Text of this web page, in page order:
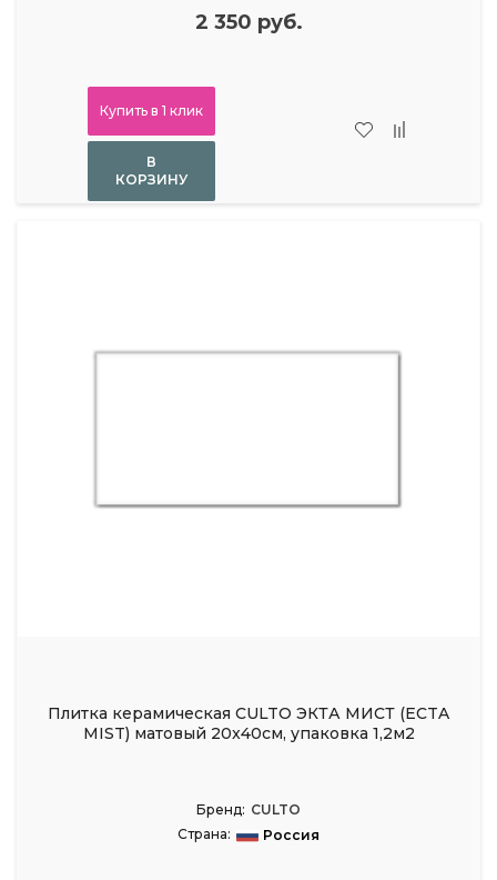
2 350 руб.
Купить в 1 клик
В
КОРЗИНУ
Плитка керамическая CULTO ЭКТА МИСТ (ECTA
MIST) матовый 20x40см, упаковка 1,2м2
Бренд: CULTO
Страна:
Россия